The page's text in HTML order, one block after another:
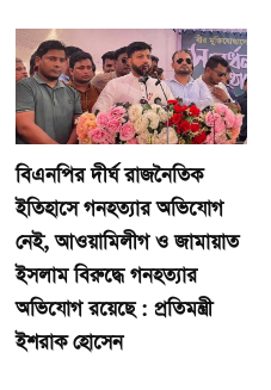
বিএনপির দীর্ঘ রাজনৈতিক
ইতিহাসে গনহত্যার অভিযোগ
নেই, আওয়ামিলীগ ও জামায়াত
ইসলাম বিরুদ্ধে গনহত্যার
অভিযোগ রয়েছে : প্রতিমন্ত্রী
ইশরাক হোসেন